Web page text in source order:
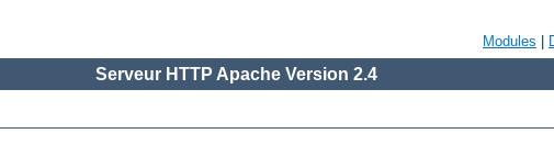
Modules
Serveur HTTP Apache Version 2.4